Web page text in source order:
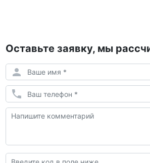
Оставьте заявку, мы